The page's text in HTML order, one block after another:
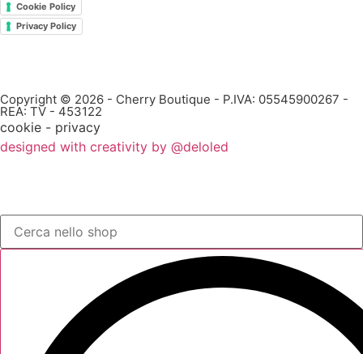
Cookie Policy
Privacy Policy
Copyright © 2026 - Cherry Boutique - P.IVA: 05545900267 -
REA: TV - 453122
cookie - privacy
designed with creativity by @deloled